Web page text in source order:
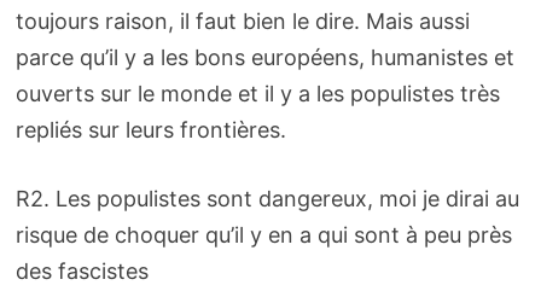
toujours raison, il faut bien le dire. Mais aussi
parce qu’il y a les bons européens, humanistes et
ouverts sur le monde et il y a les populistes très
repliés sur leurs frontières.
R2. Les populistes sont dangereux, moi je dirai au
risque de choquer qu’il y en a qui sont à peu près
des fascistes